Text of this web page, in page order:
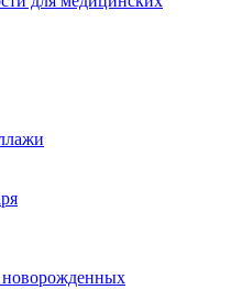
новорожденных